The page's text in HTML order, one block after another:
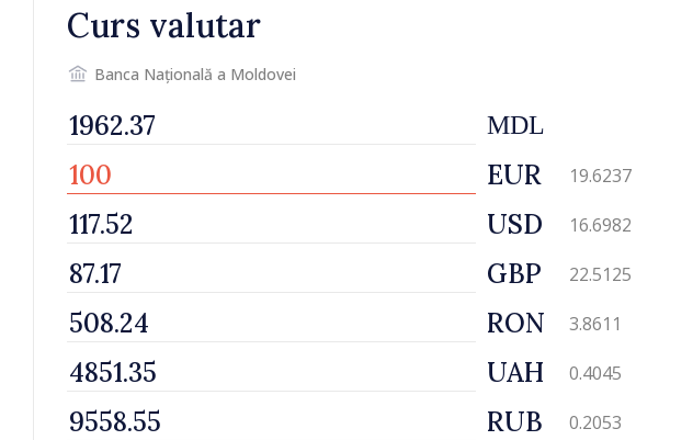
Curs valutar
Banca Națională a Moldovei
MDL
EUR 19.6237
USD 16.6982
GBP 22.5125
RON 3.8611
UAH 0.4045
RUB 0.2053